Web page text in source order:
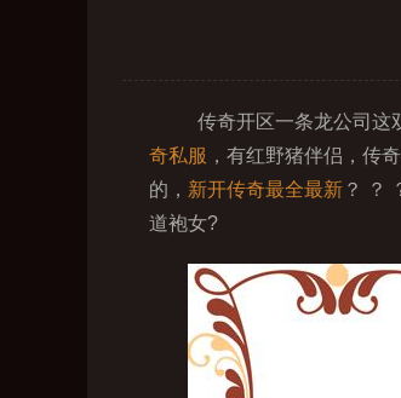
传奇开区一条龙公司
奇私服 ，有红野猪伴侣，传
的， 新开传奇最全最新 ？ ？
道袍女?